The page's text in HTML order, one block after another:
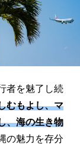
者を魅了し続
むもよし、マ
、海の生き物
の魅力を存分